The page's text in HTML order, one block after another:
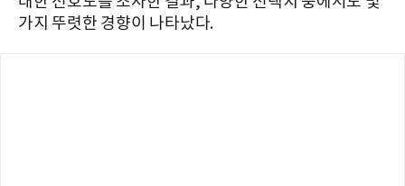
가지 뚜렷한 경향이 나타났다.